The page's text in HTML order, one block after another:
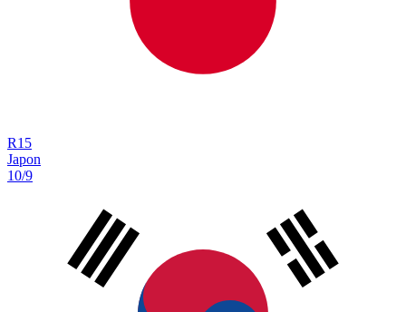
R15
Japon
10/9